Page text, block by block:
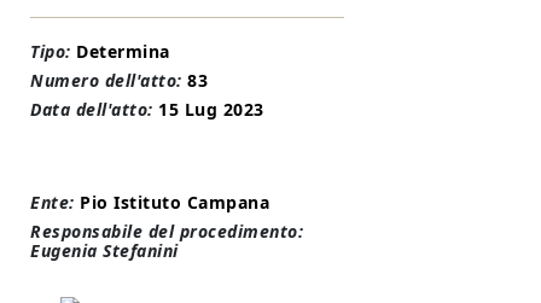
Tipo: Determina
Numero dell'atto:83
Data dell'atto: 15 Lug 2023
Ente: Pio Istituto Campana
Responsabile del procedimento:
Eugenia Stefanini